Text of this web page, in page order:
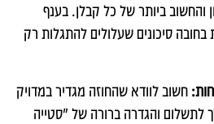
והחשוב ביותר של כל קבלן. בענף
סיכונים שעלולים להתגלות רק
חשוב לוודא שהחוזה מגדיר במדויק
לתשלום והגדרה ברורה של "סטייה